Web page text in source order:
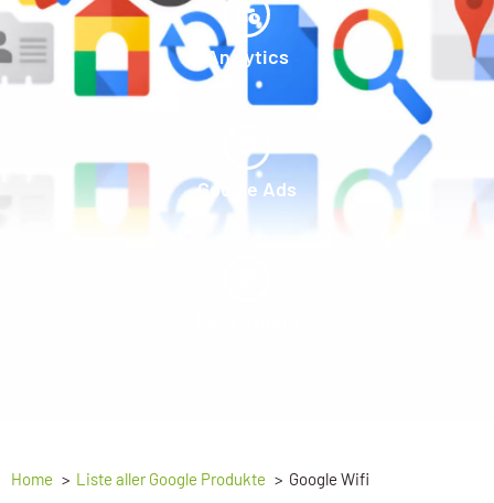
Analytics
Google Ads
Home Liste aller Google Produkte Google Wifi